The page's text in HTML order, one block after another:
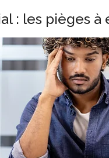
: les pièges à